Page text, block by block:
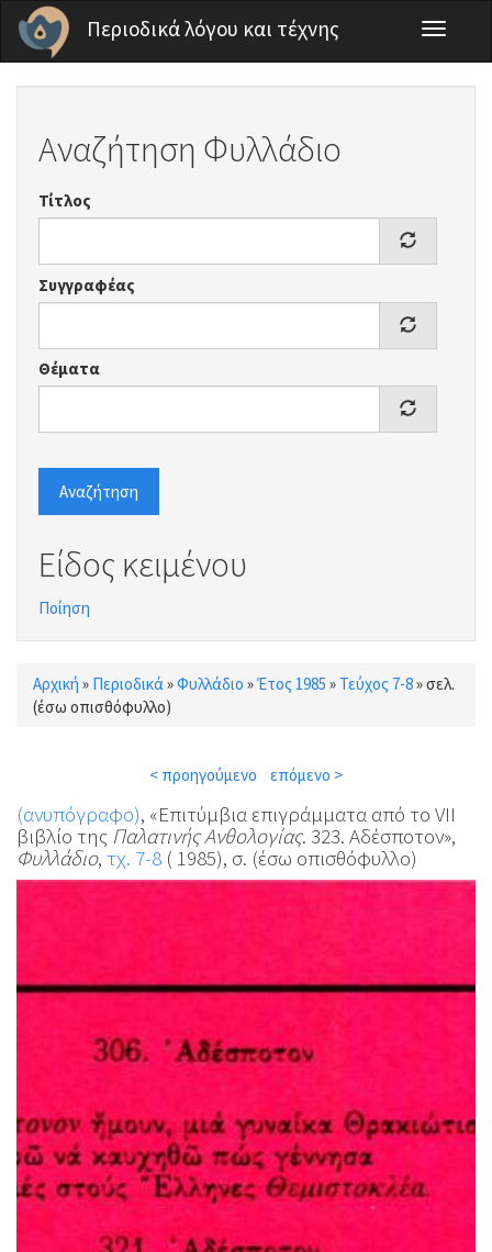
Παράκαμψη προς το κυρίως περιεχόμενο
Περιοδικά λόγου και τέχνης
Toggle
Αναζήτηση Φυλλάδιο
Τίτλος
Συγγραφέας
Θέματα
Αναζήτηση
Είδος κειμένου
Ποίηση
Είστε εδώ
Αρχική » Περιοδικά »Φυλλάδιο »Έτος 1985 » Τεύχος 7-8»σελ.
(έσω οπισθόφυλλο)
< προηγούμενο επόμενο >
(ανυπόγραφο), «Επιτύμβια επιγράμματα από το VII
βιβλίο της Παλατινής Ανθολογίας. 323. Αδέσποτον»,
Φυλλάδιο, τχ. 7-8 ( 1985), σ. (έσω οπισθόφυλλο)